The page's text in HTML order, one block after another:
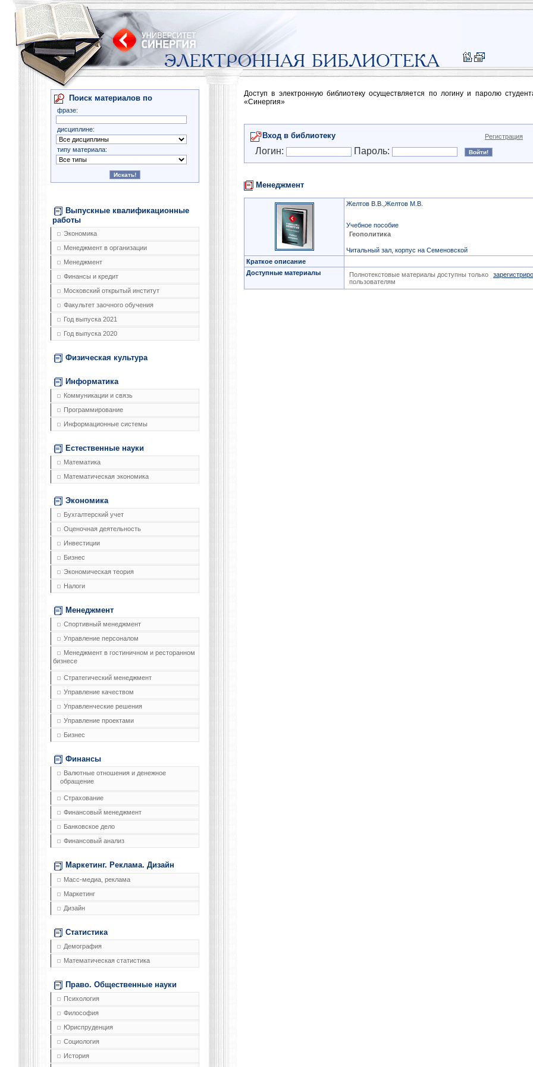
Поиск материалов по
фразе:
дисциплине:
типу материала:
Выпускные квалификационные
работы
Экономика
Менеджмент в организации
Менеджмент
Финансы и кредит
Московский открытый институт
Факультет заочного обучения
Год выпуска 2021
Год выпуска 2020
Физическая культура
Информатика
Коммуникации и связь
Программирование
Информационные системы
Естественные науки
Математика
Математическая экономика
Экономика
Бухгалтерский учет
Оценочная деятельность
Инвестиции
Бизнес
Экономическая теория
Налоги
Менеджмент
Спортивный менеджмент
Управление персоналом
Менеджмент в гостиничном и ресторанном
бизнесе
Стратегический менеджмент
Управление качеством
Управленческие решения
Управление проектами
Бизнес
Финансы
Валютные отношения и денежное
обращение
Страхование
Финансовый менеджмент
Банковское дело
Финансовый анализ
Маркетинг. Реклама. Дизайн
Масс-медиа, реклама
Маркетинг
Дизайн
Статистика
Демография
Математическая статистика
Право. Общественные науки
Психология
Философия
Юриспруденция
Социология
История
Доступ в электронную библиотеку осуществляется по логину и паролю
«Синергия»
Вход в библиотеку Регистрация
Логин: Пароль:
Менеджмент
Желтов В.В.,Желтов М.В.
Учебное пособие
Геополитика
Читальный зал, корпус на Семеновской
Краткое описание
Доступные материалы
Полнотекстовые материалы доступны только
пользователям